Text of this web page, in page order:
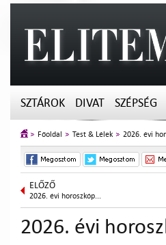
SZTÁROK DIVAT SZÉPSÉG
Főoldal Test & Lélek 2026. évi
ELŐZŐ
2026. évi horoszkóp...
2026. évi